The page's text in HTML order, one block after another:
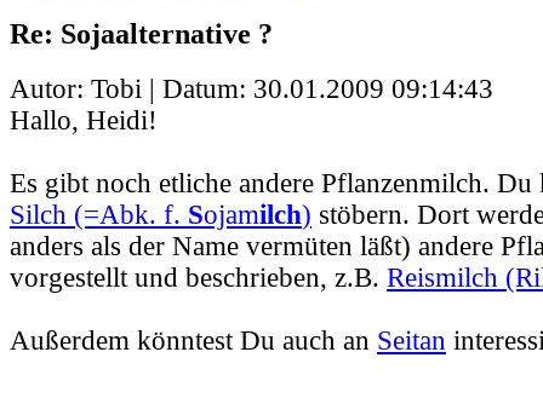
Re: Sojaalternative ?
Autor: Tobi | Datum: 30.01.2009 09:14:43
Hallo, Heidi!
Es gibt noch etliche andere Pflanzenmilch. Du
Silch (=Abk. f. Sojamilch) stöbern. Dort
anders als der Name vermüten läßt) andere
vorgestellt und beschrieben, z.B. Reismilch
Außerdem könntest Du auch an Seitan